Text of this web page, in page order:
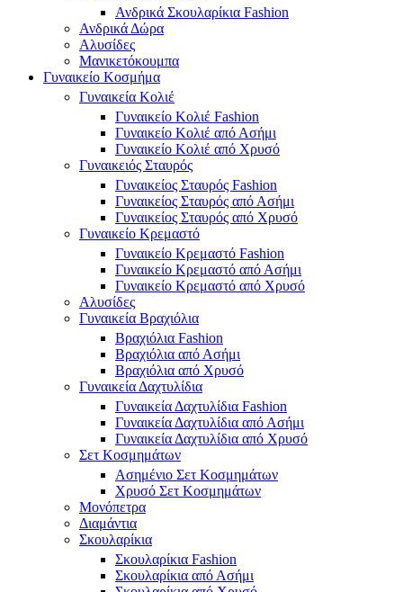
Ανδρικά Σκουλαρίκια Fashion
Ανδρικά Δώρα
Αλυσίδες
Μανικετόκουμπα
Γυναικείο Κοσμήμα
Γυναικεία Κολιέ
Γυναικείο Κολιέ Fashion
Γυναικείο Κολιέ από Ασήμι
Γυναικείο Κολιέ από Χρυσό
Γυναικειός Σταυρός
Γυναικείος Σταυρός Fashion
Γυναικείος Σταυρός από Ασήμι
Γυναικείος Σταυρός από Χρυσό
Γυναικείο Κρεμαστό
Γυναικείο Κρεμαστό Fashion
Γυναικείο Κρεμαστό από Ασήμι
Γυναικείο Κρεμαστό από Χρυσό
Αλυσίδες
Γυναικεία Βραχιόλια
Βραχιόλια Fashion
Βραχιόλια από Ασήμι
Βραχιόλια από Χρυσό
Γυναικεία Δαχτυλίδια
Γυναικεία Δαχτυλίδια Fashion
Γυναικεία Δαχτυλίδια από Ασήμι
Γυναικεία Δαχτυλίδια από Χρυσό
Σετ Κοσμημάτων
Ασημένιο Σετ Κοσμημάτων
Χρυσό Σετ Κοσμημάτων
Μονόπετρα
Διαμάντια
Σκουλαρίκια
Σκουλαρίκια Fashion
Σκουλαρίκια από Ασήμι